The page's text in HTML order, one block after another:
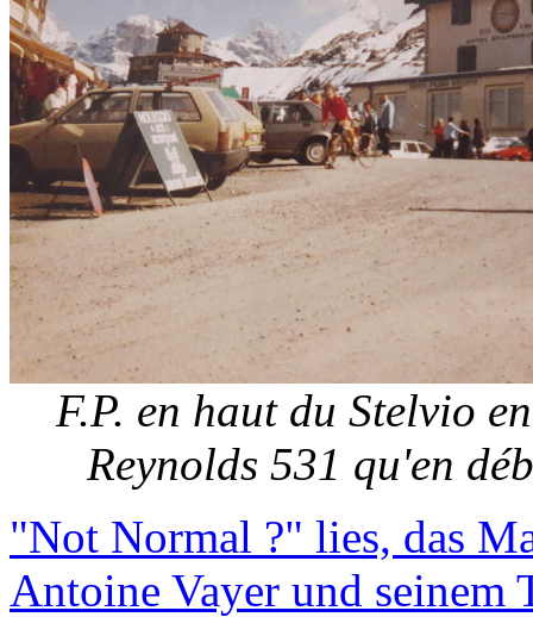
F.P. en haut du Stelvio
Reynolds 531 qu'en
"Not Normal ?" lies, das
Antoine Vayer und seinem